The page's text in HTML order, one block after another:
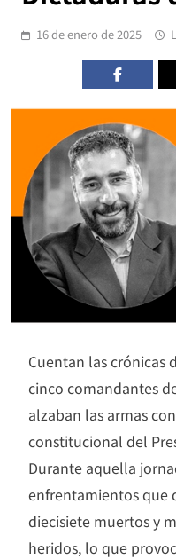
16 de enero de 2025
Cuentan las crónicas
cinco comandantes
alzaban las armas
constitucional del
Durante aquella
enfrentamientos que
diecisiete muertos y
heridos, lo que